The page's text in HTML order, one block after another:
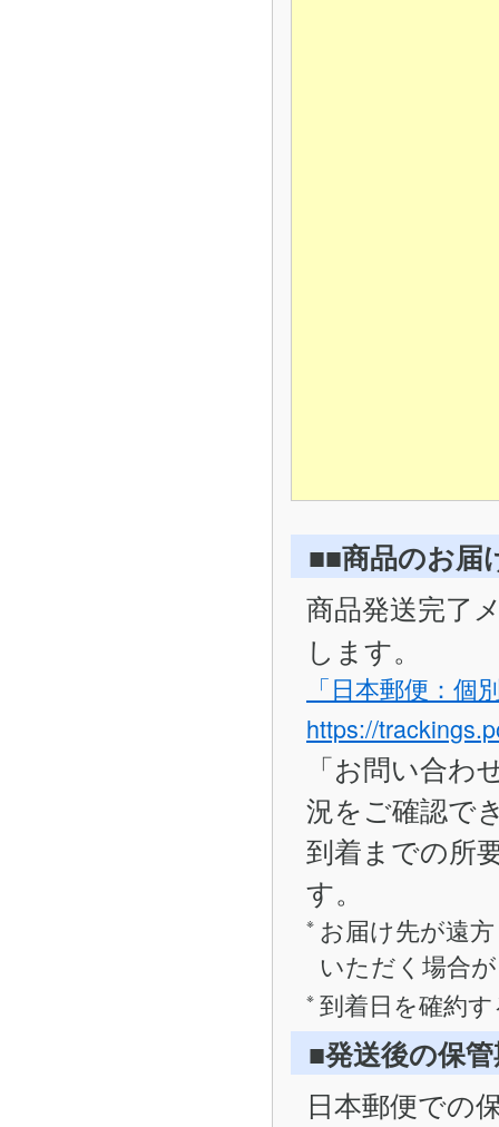
■■商品のお届
商品発送完了
します。
「日本郵便：個
https://
「お問い合
況をご確認で
到着までの所
す。
お届け先が遠
いただく場合
到着日を確約
■発送後の保
日本郵便での